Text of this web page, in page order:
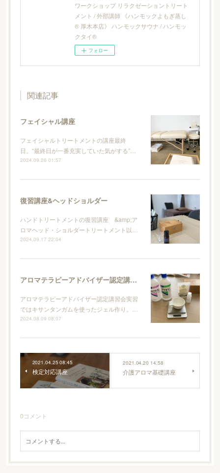
ワークショップ リラクゼーショントリート
メント / 外部講師 《ハンモックよもぎ蒸し
® 厚木本店》 ハンモックサウナ / ハンモッ
クタイ®
フォロー
関連記事
フェイシャル講座
フェイシャルトリートメントの講座最終
日。“最終日が一番充実していた気がする”…
2024.09.26 01:57
復習講座&ヘッドショルダー
ハンドトリートメントの復習講座 &amp;ア
ロマヘッド・ショルダートリートメント以…
2024.09.17 22:04
アロマテラピーアドバイザー認定講習会
アロマテラピーアドバイザー認定講習会実習
ではキサンタンガムを使ったジェル作り。…
2024.08.09 08:07
2021.04.25 08:45
検定対応講座
2021.04.20 14:58
介護アロマ基礎講座
0コメント